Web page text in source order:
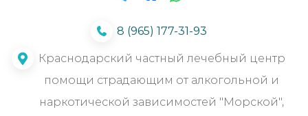
8 (965) 177-31-93
Краснодарский частный лечебный центр
помощи страдающим от алкогольной и
наркотической зависимостей "Морской",